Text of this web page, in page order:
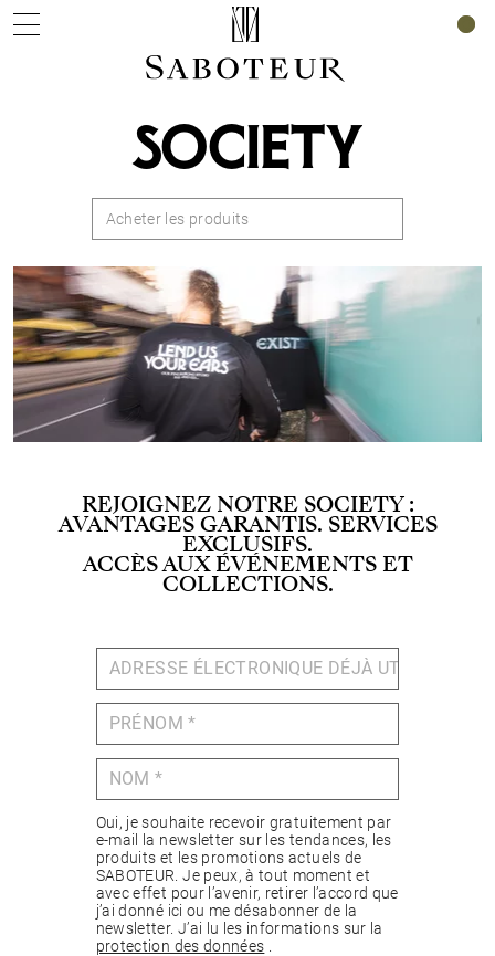
SOCIETY
Acheter les produits
REJOIGNEZ NOTRE SOCIETY :
AVANTAGES GARANTIS. SERVICES
EXCLUSIFS.
ACCÈS AUX ÉVÉNEMENTS ET
COLLECTIONS.
Oui, je souhaite recevoir gratuitement par
e-mail la newsletter sur les tendances, les
produits et les promotions actuels de
SABOTEUR. Je peux, à tout moment et
avec effet pour l’avenir, retirer l’accord que
j’ai donné ici ou me désabonner de la
newsletter. J’ai lu les informations sur la
protection des données